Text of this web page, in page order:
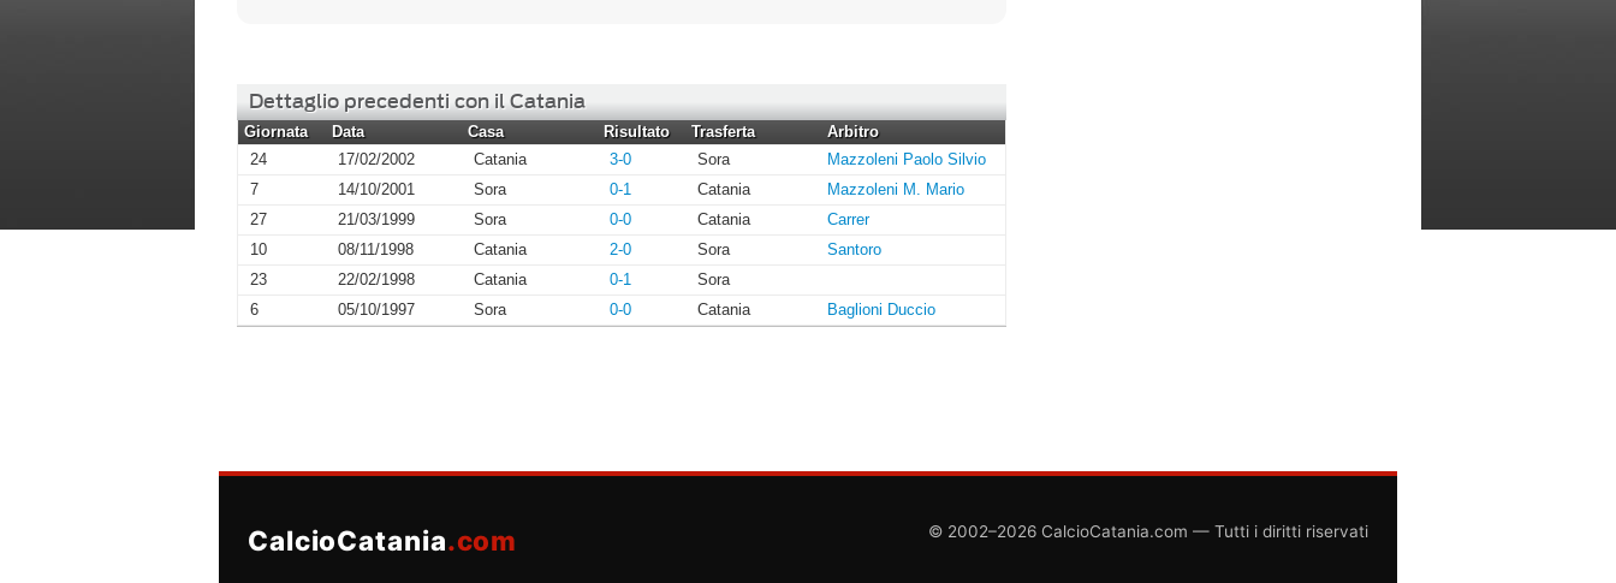
Dettaglio precedenti con il Catania
Giornata Data Casa Risultato Trasferta
Arbitro
24
17/02/2002 Catania 3-0 Sora
Mazzoleni Paolo Silvio
7
14/10/2001 Sora 0-1 Catania
Mazzoleni M. Mario
27
21/03/1999 Sora 0-0 Catania
Carrer
10
08/11/1998 Catania 2-0 Sora
Santoro
23
22/02/1998 Catania 0-1
Sora
6
05/10/1997 Sora 0-0 Catania Baglioni Duccio
CalcioCatania.com © 2002–2026 CalcioCatania.com — Tutti i diritti riservati